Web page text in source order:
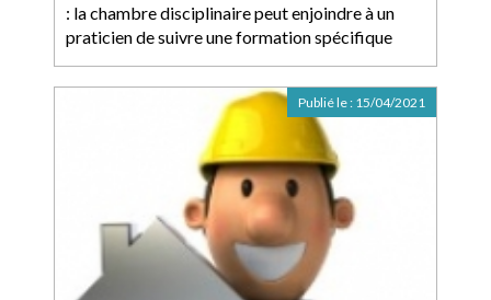
: la chambre disciplinaire peut enjoindre à un
praticien de suivre une formation spécifique
Publié le : 15/04/2021